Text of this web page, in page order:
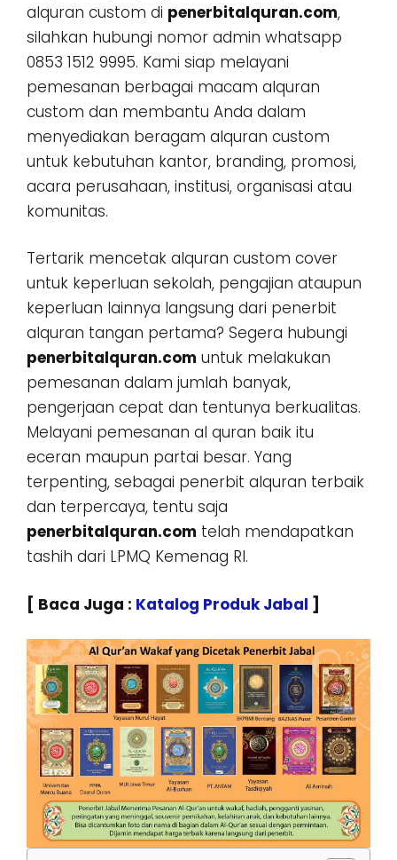
alquran custom di penerbitalquran.com,
silahkan hubungi nomor admin whatsapp
0853 1512 9995. Kami siap melayani
pemesanan berbagai macam alquran
custom dan membantu Anda dalam
menyediakan beragam alquran custom
untuk kebutuhan kantor, branding, promosi,
acara perusahaan, institusi, organisasi atau
komunitas.
Tertarik mencetak alquran custom cover
untuk keperluan sekolah, pengajian ataupun
keperluan lainnya langsung dari penerbit
alquran tangan pertama? Segera hubungi
penerbitalquran.com untuk melakukan
pemesanan dalam jumlah banyak,
pengerjaan cepat dan tentunya berkualitas.
Melayani pemesanan al quran baik itu
eceran maupun partai besar. Yang
terpenting, sebagai penerbit alquran terbaik
dan terpercaya, tentu saja
penerbitalquran.com telah mendapatkan
tashih dari LPMQ Kemenag RI.
[ Baca Juga : Katalog Produk Jabal ]